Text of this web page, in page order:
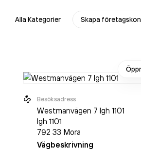
Alla Kategorier Skapa
Besöksadress
Westmanvägen 7 lgh 1101
lgh 1101
792 33 Mora
Vägbeskrivning